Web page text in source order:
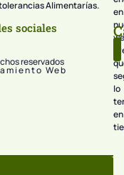
Alimentarías.
sociales
reservados
Web
en
lo
en